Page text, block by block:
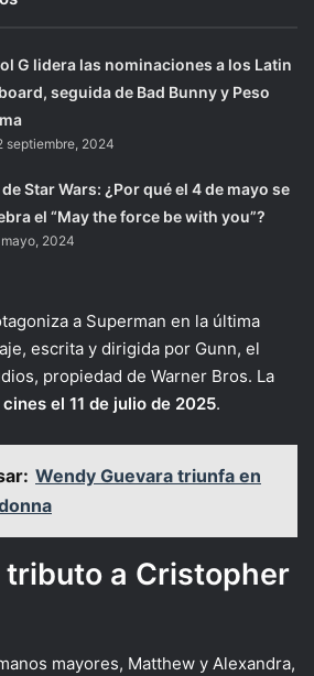
G lidera las nominaciones a los Latin
seguida de Bad Bunny y Peso
septiembre, 2024
de Star Wars: ¿Por qué el 4 de mayo se
el “May the force be with you”?
2024
a Superman en la última
escrita y dirigida por Gunn, el
propiedad de Warner Bros. La
el 11 de julio de 2025.
Wendy Guevara triunfa en
tributo a Cristopher
mayores, Matthew y Alexandra,